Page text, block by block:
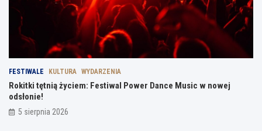
FESTIWALE KULTURA WYDARZENIA
Rokitki tętnią życiem: Festiwal Power Dance Music w nowej
odsłonie!
5 sierpnia 2026